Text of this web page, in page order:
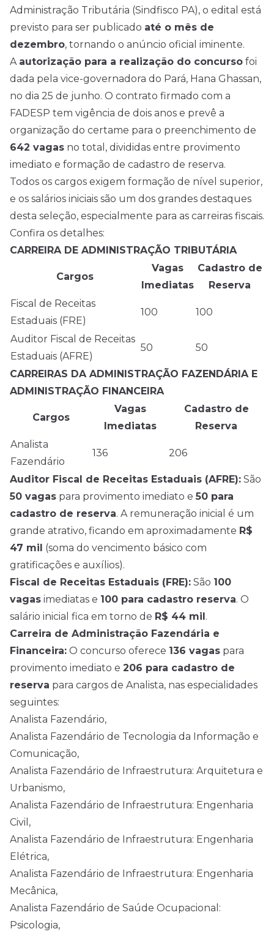
Administração Tributária (Sindfisco PA), o edital está
previsto para ser publicado até o mês de
dezembro, tornando o anúncio oficial iminente.
A autorização para a realização do concurso foi
dada pela vice-governadora do Pará, Hana Ghassan,
no dia 25 de junho. O contrato firmado com a
FADESP tem vigência de dois anos e prevê a
organização do certame para o preenchimento de
642 vagas no total, divididas entre provimento
imediato e formação de cadastro de reserva.
Todos os cargos exigem formação de nível superior,
e os salários iniciais são um dos grandes destaques
desta seleção, especialmente para as carreiras fiscais.
Confira os detalhes:
CARREIRA DE ADMINISTRAÇÃO TRIBUTÁRIA
Cargos
Vagas
Imediatas
Cadastro de
Reserva
Fiscal de Receitas
Estaduais (FRE)
100 100
Auditor Fiscal de Receitas
Estaduais (AFRE)
50 50
CARREIRAS DA ADMINISTRAÇÃO FAZENDÁRIA E
ADMINISTRAÇÃO FINANCEIRA
Cargos
Vagas
Imediatas
Cadastro de
Reserva
Analista
Fazendário
136 206
Auditor Fiscal de Receitas Estaduais (AFRE): São
50 vagas para provimento imediato e 50 para
cadastro de reserva. A remuneração inicial é um
grande atrativo, ficando em aproximadamente R$
47 mil (soma do vencimento básico com
gratificações e auxílios).
Fiscal de Receitas Estaduais (FRE): São 100
vagas imediatas e 100 para cadastro reserva. O
salário inicial fica em torno de R$ 44 mil .
Carreira de Administração Fazendária e
Financeira: O concurso oferece 136 vagas para
provimento imediato e 206 para cadastro de
reserva para cargos de Analista, nas especialidades
seguintes:
Analista Fazendário,
Analista Fazendário de Tecnologia da Informação e
Comunicação,
Analista Fazendário de Infraestrutura: Arquitetura e
Urbanismo,
Analista Fazendário de Infraestrutura: Engenharia
Civil,
Analista Fazendário de Infraestrutura: Engenharia
Elétrica,
Analista Fazendário de Infraestrutura: Engenharia
Mecânica,
Analista Fazendário de Saúde Ocupacional:
Psicologia,